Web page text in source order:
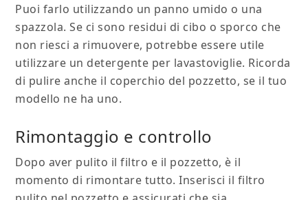
Puoi farlo utilizzando un panno umido o una
spazzola. Se ci sono residui di cibo o sporco che
non riesci a rimuovere, potrebbe essere utile
utilizzare un detergente per lavastoviglie. Ricorda
di pulire anche il coperchio del pozzetto, se il tuo
modello ne ha uno.
Rimontaggio e controllo
Dopo aver pulito il filtro e il pozzetto, è il
momento di rimontare tutto. Inserisci il filtro